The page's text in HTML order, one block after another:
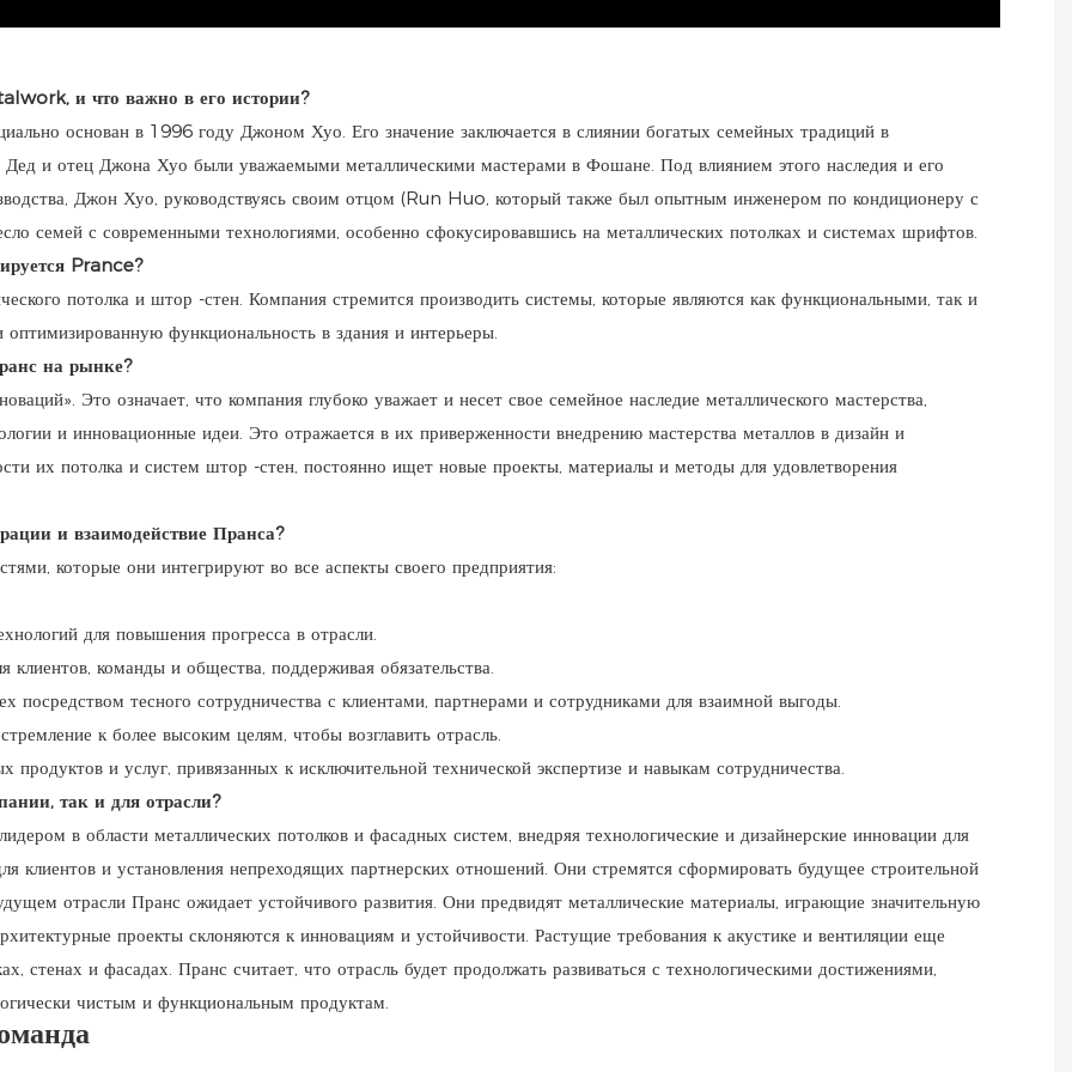
и что важно в его истории?
основан в 1996 году Джоном Хуо. Его значение заключается в слиянии богатых семейных традиций в
Дед и отец Джона Хуо были уважаемыми металлическими мастерами в Фошане. Под влиянием этого наследия и его
Джон Хуо, руководствуясь своим отцом (Run Huo, который также был опытным инженером по кондиционеру с
семей с современными технологиями, особенно сфокусировавшись на металлических потолках и системах шрифтов.
Prance?
потолка и штор -стен. Компания стремится производить системы, которые являются как функциональными, так и
функциональность в здания и интерьеры.
на рынке?
Это означает, что компания глубоко уважает и несет свое семейное наследие металлического мастерства,
и инновационные идеи. Это отражается в их приверженности внедрению мастерства металлов в дизайн и
их потолка и систем штор -стен, постоянно ищет новые проекты, материалы и методы для удовлетворения
и взаимодействие Пранса?
которые они интегрируют во все аспекты своего предприятия:
для повышения прогресса в отрасли.
клиентов, команды и общества, поддерживая обязательства.
посредством тесного сотрудничества с клиентами, партнерами и сотрудниками для взаимной выгоды.
к более высоким целям, чтобы возглавить отрасль.
продуктов и услуг, привязанных к исключительной технической экспертизе и навыкам сотрудничества.
так и для отрасли?
в области металлических потолков и фасадных систем, внедряя технологические и дизайнерские инновации для
клиентов и установления непреходящих партнерских отношений. Они стремятся сформировать будущее строительной
отрасли Пранс ожидает устойчивого развития. Они предвидят металлические материалы, играющие значительную
проекты склоняются к инновациям и устойчивости. Растущие требования к акустике и вентиляции еще
стенах и фасадах. Пранс считает, что отрасль будет продолжать развиваться с технологическими достижениями,
чистым и функциональным продуктам.